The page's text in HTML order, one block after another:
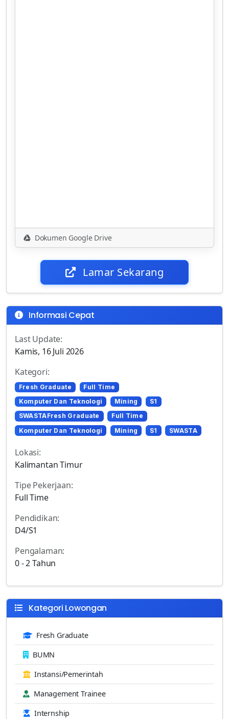
Dokumen Google Drive
Lamar Sekarang
Informasi Cepat
Last Update:
Kamis, 16 Juli 2026
Kategori:
Fresh Graduate
Full Time
Komputer Dan Teknologi
Mining
S1
SWASTAFresh Graduate
Full Time
Komputer Dan Teknologi
Mining S1 SWASTA
Lokasi:
Kalimantan Timur
Tipe Pekerjaan:
Full Time
Pendidikan:
D4/S1
Pengalaman:
0 - 2 Tahun
Kategori Lowongan
Fresh Graduate
BUMN
Instansi/Pemerintah
Management Trainee
Internship